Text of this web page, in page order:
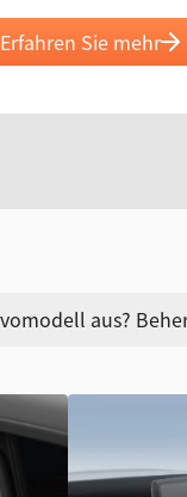
Erfahren Sie mehr
aus?